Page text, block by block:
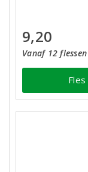
9,20
Vanaf 12
Fles